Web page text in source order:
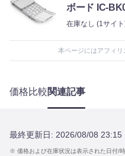
ボード IC-
在庫なし (1サイ
本ページにはアフィ
価格比較関連記事
最終更新日: 2026/08/08 23:15
※ 価格および在庫状況は表示された日付/